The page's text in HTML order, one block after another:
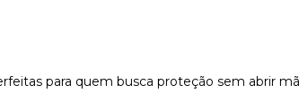
para quem busca proteção sem abrir